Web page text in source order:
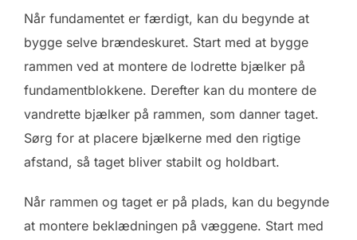
Når fundamentet er færdigt, kan du begynde at
bygge selve brændeskuret. Start med at bygge
rammen ved at montere de lodrette bjælker på
fundamentblokkene. Derefter kan du montere de
vandrette bjælker på rammen, som danner taget.
Sørg for at placere bjælkerne med den rigtige
afstand, så taget bliver stabilt og holdbart.
Når rammen og taget er på plads, kan du begynde
at montere beklædningen på væggene. Start med